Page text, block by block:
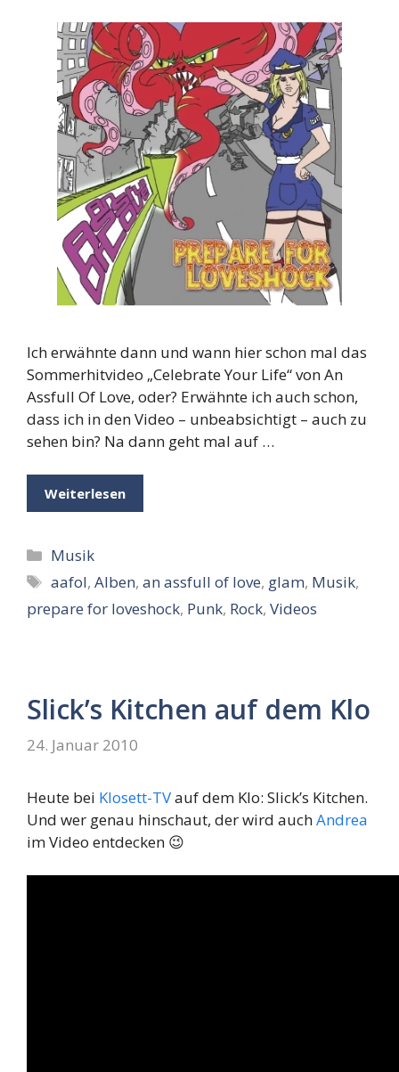
Ich erwähnte dann und wann hier schon mal das
Sommerhitvideo „Celebrate Your Life“ von An
Assfull Of Love, oder? Erwähnte ich auch schon,
dass ich in den Video – unbeabsichtigt – auch zu
sehen bin? Na dann geht mal auf …
Weiterlesen
Kategorien
Musik
Schlagwörter
aafol,Alben,an assfull of love, glam, Musik,
prepare for loveshock, Punk, Rock, Videos
Slick’s Kitchen auf dem Klo
24. Januar 2010
Heute bei Klosett-TVauf dem Klo: Slick’s Kitchen.
Und wer genau hinschaut, der wird auchAndrea
im Video entdecken 😉